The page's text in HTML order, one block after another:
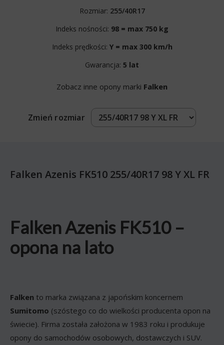
Rozmiar: 255/40R17
Indeks nośności: 98 = max 750 kg
Indeks prędkości: Y = max 300 km/h
Gwarancja: 5 lat
Zobacz inne opony marki Falken
Zmień rozmiar
Falken Azenis FK510 255/40R17 98 Y XL FR
Falken Azenis FK510 –
opona na lato
Falken to marka związana z japońskim koncernem
Sumitomo (szóstego co do wielkości producenta opon na
świecie). Firma została założona w 1983 roku i produkuje
opony do samochodów osobowych, dostawczych i SUV.